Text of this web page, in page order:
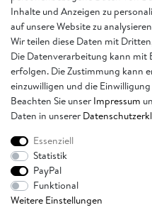
Inhalte und Anzeigen zu
auf unsere Website zu
Wir teilen diese Daten mit
Die Datenverarbeitung kann mit
erfolgen. Die Zustimmung kann
einzuwilligen und die
Beachten Sie unser Impressum
Daten in unserer
Essenziell
Statistik
PayPal
Funktional
Weitere Einstellungen